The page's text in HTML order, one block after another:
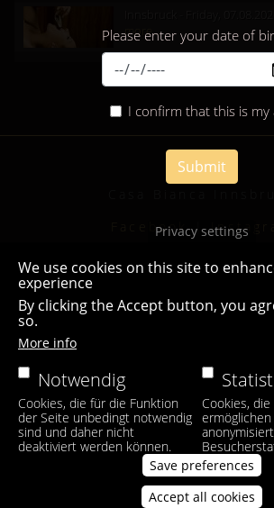
Please enter your date of
I confirm that this is my
Submit
more...
Facebook|
Privacy settings
We use cookies on this site to
experience
By clicking the Accept button, you
so.
More info
Notwendig
Cookies, die für die Funktion
der Seite unbedingt notwendig
sind und daher nicht
deaktiviert werden können.
Cookies,
Save preferences
Accept all cookies